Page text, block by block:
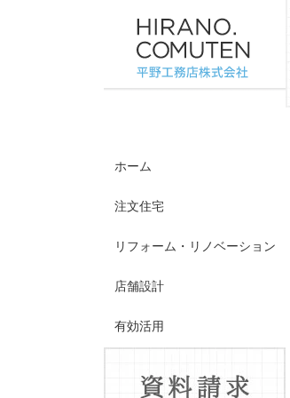
ホーム
注文住宅
リフォーム・リノベーション
店舗設計
有効活用